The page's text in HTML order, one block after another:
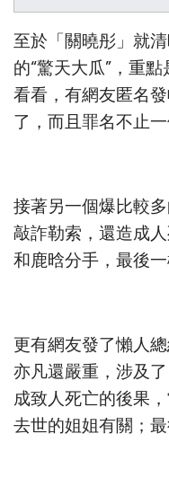
至於「關曉彤」就
的“驚天大瓜”，重
看看，有網友匿名
了，而且罪名不止一
接著另一個爆比較
敲詐勒索，還造成
和鹿晗分手，最後
更有網友發了懶人
亦凡還嚴重，涉及
成致人死亡的後果
去世的姐姐有關；